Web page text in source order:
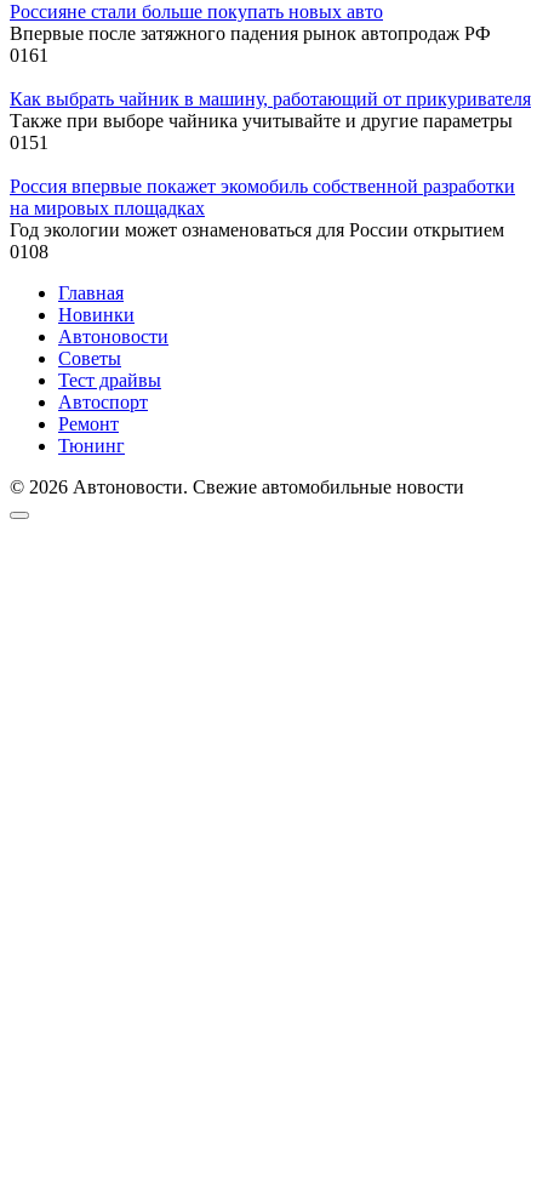
Россияне стали больше покупать новых авто
Впервые после затяжного падения рынок автопродаж РФ
0161
Как выбрать чайник в машину, работающий от прикуривателя
Также при выборе чайника учитывайте и другие параметры
0151
Россия впервые покажет экомобиль собственной разработки
на мировых площадках
Год экологии может ознаменоваться для России открытием
0108
Главная
Новинки
Автоновости
Советы
Тест драйвы
Автоспорт
Ремонт
Тюнинг
© 2026 Автоновости. Свежие автомобильные новости